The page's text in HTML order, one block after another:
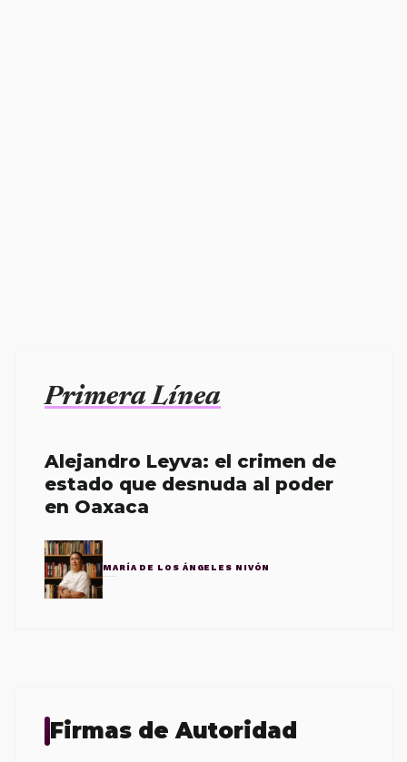
Primera Línea
Alejandro Leyva: el crimen de
estado que desnuda al poder
en Oaxaca
MARÍA DE LOS ÁNGELES NIVÓN
Firmas de Autoridad